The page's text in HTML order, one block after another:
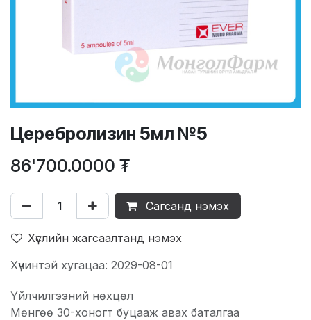
Церебролизин 5мл №5
86'700.0000 ₮
Сагсанд нэмэх
Хүслийн жагсаалтанд нэмэх
Хүчинтэй хугацаа: 2029-08-01
Үйлчилгээний нөхцөл
Мөнгөө 30-хоногт буцааж авах баталгаа